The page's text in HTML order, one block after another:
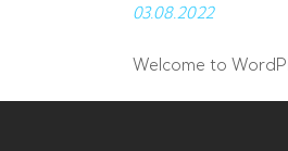
03.08.2022
Welcome to